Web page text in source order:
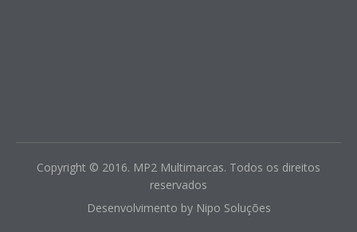
Copyright © 2016. MP2 Multimarcas. Todos os direitos
reservados
Desenvolvimento by Nipo Soluções